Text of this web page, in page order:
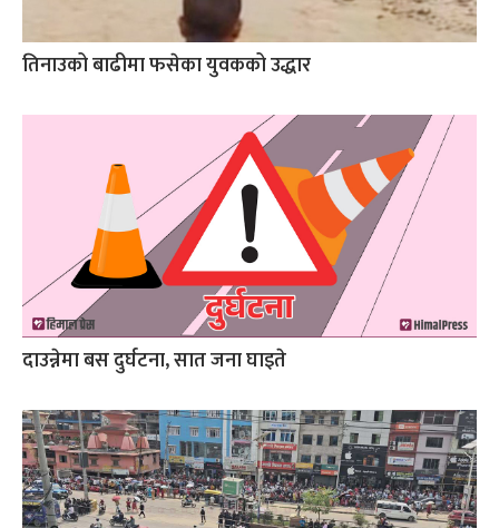
तिनाउको बाढीमा फसेका युवकको उद्धार
दाउन्नेमा बस दुर्घटना, सात जना घाइते